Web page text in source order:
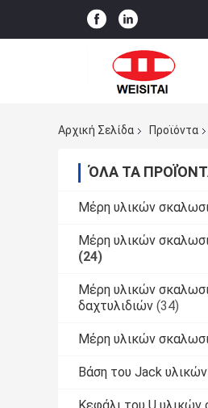
Αρχική Σελίδα
Προϊόντα
ΌΛΑ ΤΑ
Μέρη υλικών
Μέρη υλικών
(24)
Μέρη υλικών
δαχτυλιδιών (34)
Μέρη υλικών
Βάση του Jack